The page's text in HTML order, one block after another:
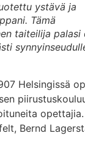
ystävä ja
Tämä
taiteilija palasi
Helsingissä
Bernd